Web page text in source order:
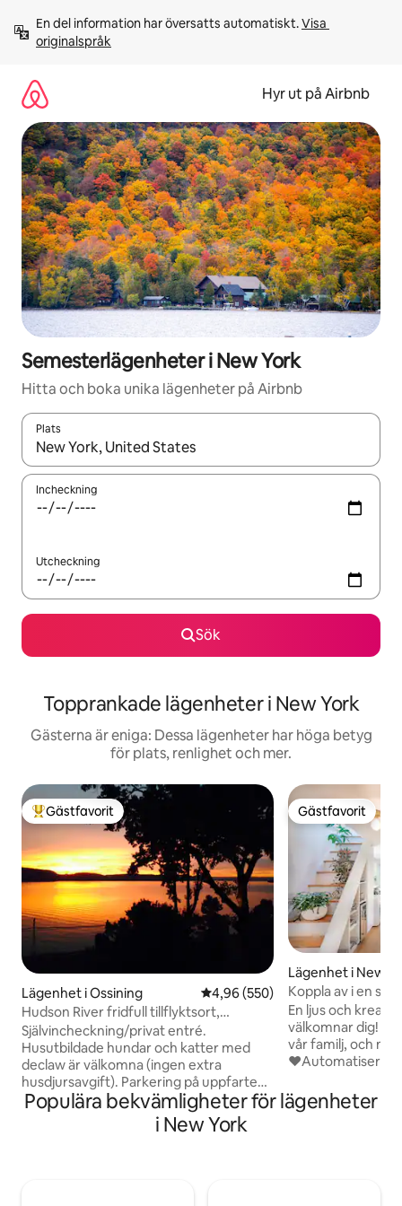
innehåll
En del information har översatts automatiskt. Visa
originalspråk
Hyr ut på Airbnb
Semesterlägenheter i New York
Hitta och boka unika lägenheter på Airbnb
Plats
När resultaten är tillgängliga kan du navigera med upp- och
Incheckning
Utcheckning
Sök
Topprankade lägenheter i New York
Gästerna är eniga: Dessa lägenheter har höga betyg
för plats, renlighet och mer.
Populär gästfavorit
Gästfavorit
Lägenhet i Ossining 4,96 av 5 i genomsnittligt
4,96 (550)
Hudson River fridfull tillflyktsort,
Utforska härifrån
Självincheckning/privat entré.
Husutbildade hundar och katter med
declaw är välkomna (ingen extra
husdjursavgift). Parkering på uppfarten
för två bilar. Lugn, privat lägenhet vid
Hudson River. Tåg till NYC (Scarborough
Station) 10 minuters promenad genom
Gästfavorit
Gästfavorit
Lägenhet i
Koppla av i en
Studio W Laundry
En ljus och
välkomnar dig! Helt renoverat av oss för
vår familj, och nu
♥Automatiserad
queen-storlek
Öppet utrymme
Populära bekvämligheter för lägenheter
i New York